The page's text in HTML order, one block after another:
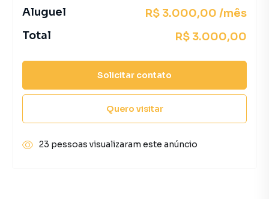
Aluguel
R$ 3.000,00 /mês
Total
R$ 3.000,00
Solicitar contato
Quero visitar
23 pessoas visualizaram este anúncio